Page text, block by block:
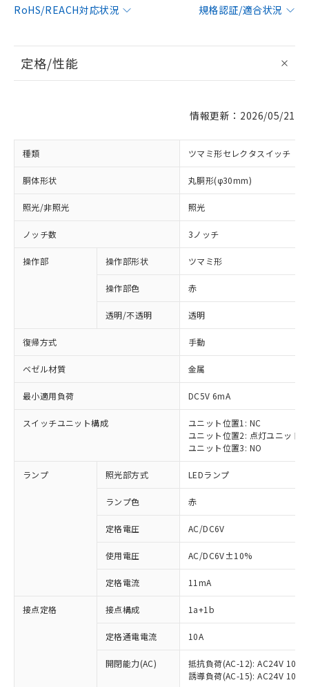
RoHS/REACH対応状況
規格認証/適合状況
定格/性能
情報更新：2026/05/21
種類 ツマミ形セレクタスイッチ
胴体形状 丸胴形(φ30mm)
照光/非照光 照光
ノッチ数 3ノッチ
操作部 操作部形状 ツマミ形
操作部色 赤
透明/不透明 透明
復帰方式 手動
ベゼル材質 金属
最小適用負荷 DC5V 6mA
スイッチユニット構成
ユニット位置1: NC
ユニット位置2: 点灯ユニット
ユニット位置3: NO
ランプ 照光部方式 LEDランプ
ランプ色 赤
定格電圧 AC/DC6V
使用電圧 AC/DC6V±10%
定格電流 11mA
接点定格 接点構成 1a+1b
定格通電電流 10A
開閉能力(AC)
抵抗負荷(AC-12): AC24V 10A/
誘導負荷(AC-15): AC24V
ご利用条件
以下の条件をお読みいただき、同意のうえ
※1 対応状況
対応済み：EU RoHS指令（10物質）の
非含有に対応した製品が提供可能な商品で
対応予定：EU RoHS指令（10物質）の非含
有に対応した製品に切り替える予定のある
対応予定なし：EU RoHS指令（10物質）の
非含有に非対応の商品で、対応品を出す予